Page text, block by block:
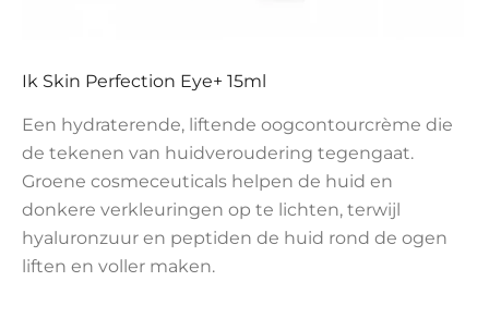
Ik Skin Perfection Eye+ 15ml
Een hydraterende, liftende oogcontourcrème die
de tekenen van huidveroudering tegengaat.
Groene cosmeceuticals helpen de huid en
donkere verkleuringen op te lichten, terwijl
hyaluronzuur en peptiden de huid rond de ogen
liften en voller maken.